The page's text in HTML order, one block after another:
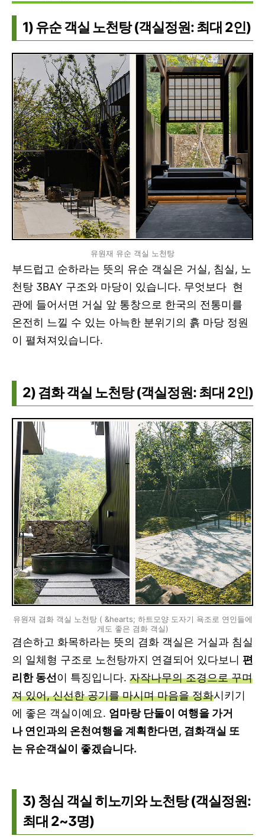
1) 유순 객실 노천탕 (객실정원: 최대 2인)
유원재 유순 객실 노천탕
부드럽고 순하라는 뜻의 유순 객실은 거실, 침실, 노
천탕 3BAY 구조와 마당이 있습니다. 무엇보다 현
관에 들어서면 거실 앞 통창으로 한국의 전통미를
온전히 느낄 수 있는 아늑한 분위기의 흙 마당 정원
이 펼쳐져있습니다.
2) 겸화 객실 노천탕 (객실정원: 최대 2인)
유원재 겸화 객실 노천탕 ( &hearts; 하트모양 도자기 욕조로 연인들에
게도 좋은 겸화 객실)
겸손하고 화목하라는 뜻의 겸화 객실은 거실과 침실
의 일체형 구조로 노천탕까지 연결되어 있다보니 편
리한 동선 이 특징입니다. 자작나무의 조경으로 꾸며
져 있어, 신선한 공기를 마시며 마음을 정화시키기
에 좋은 객실이예요. 엄마랑 단둘이 여행을 가거
나 연인과의 온천여행을 계획한다면, 겸화객실 또
는 유순객실이 좋겠습니다.
3) 청심 객실 히노끼와 노천탕 (객실정원:
최대 2~3명)